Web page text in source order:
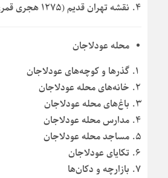
نقشه تهران قدیم (۱۲۷۵ هجری قمری)
محله عودلاجان
گذرها و کوچه‌های عودلاجان
خانه‌های محله عودلاجان
باغ‌های محله عودلاجان
مدارس محله عودلاجان
مساجد محله عودلاجان
تکایای عودلاجان
بازارچه و دکان‌ها